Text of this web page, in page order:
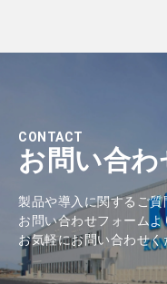
CONTACT
お問い合わ
製品や導入に関するご
お問い合わせフォームよ
お気軽にお問い合わせく